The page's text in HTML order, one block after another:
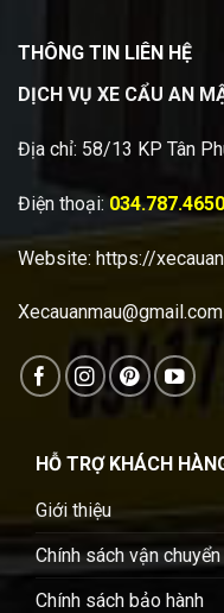
THÔNG TIN LIÊN HỆ
DỊCH VỤ XE CẨU AN
Địa chỉ: 58/13 KP Tân
Điện thoại:
Website: https://
Xecauanmau@gmail.com
HỖ TRỢ KHÁCH
Giới thiệu
Chính sách vận chuyển
Chính sách bảo hành